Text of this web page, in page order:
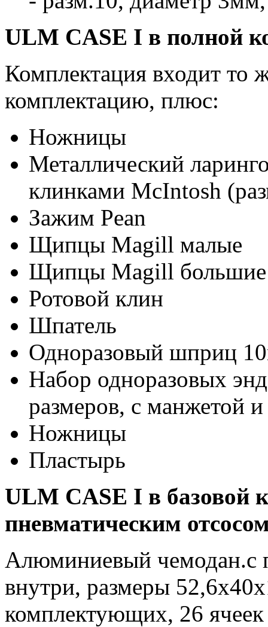
ULM CASE I в полной
Комплектация входит то
комплектацию, плюс:
Ножницы
Металлический
клинками McIntosh
Зажим Pean
Щипцы Magill малые
Щипцы Magill большие
Ротовой клин
Шпатель
Одноразовый шприц
Набор одноразовых
размеров, с манжетой и
Ножницы
Пластырь
ULM CASE I в базовой
пневматическим
Алюминиевый чемодан.c
внутри, размеры
комплектующих, 26